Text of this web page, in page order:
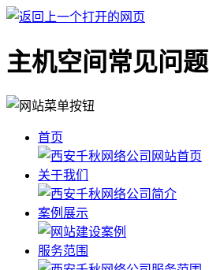
主机空间常见问题
首页
关于我们
案例展示
服务范围